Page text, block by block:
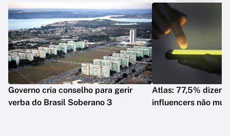
Governo cria conselho para gerir
verba do Brasil Soberano 3
Atlas: 77,5% dizem
influencers não